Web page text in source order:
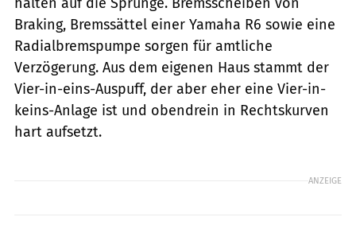
Braking, Bremssättel ­einer Yamaha R6 sowie eine
Radialbrems­pum­pe sorgen für amt­liche
Verzögerung. Aus dem eigenen Haus stammt der
Vier-in-eins-Auspuff, der aber eher eine Vier-in-
keins-Anlage ist und obendrein in Rechtskurven
hart aufsetzt.
ANZEIGE